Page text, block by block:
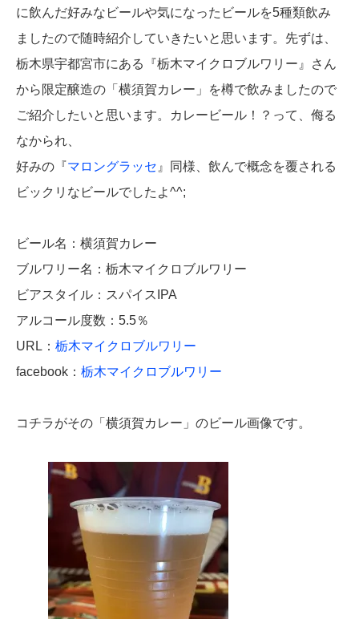
に飲んだ好みなビールや気になったビールを5種類飲み
ましたので随時紹介していきたいと思います。先ずは、
栃木県宇都宮市にある『栃木マイクロブルワリー』さん
から限定醸造の「横須賀カレー」を樽で飲みましたので
ご紹介したいと思います。カレービール！？って、侮る
なかられ、
好みの『マロングラッセ』同様、飲んで概念を覆される
ビックリなビールでしたよ^^;
ビール名：横須賀カレー
ブルワリー名：栃木マイクロブルワリー
ビアスタイル：スパイスIPA
アルコール度数：5.5％
URL： 栃木マイクロブルワリー
facebook： 栃木マイクロブルワリー
コチラがその「横須賀カレー」のビール画像です。